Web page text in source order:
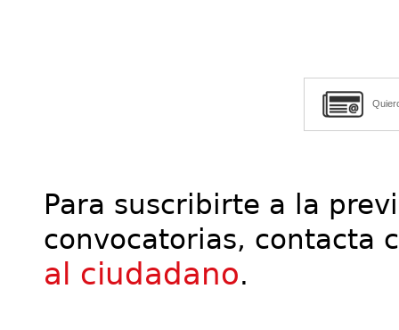
Para suscribirte a la
convocatorias, contacta
al ciudadano.